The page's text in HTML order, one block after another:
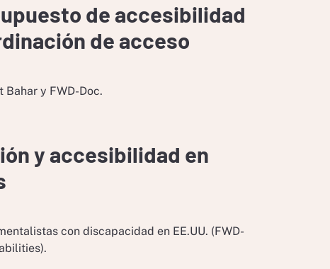
de accesibilidad
de acceso
y FWD-Doc.
y accesibilidad en
con discapacidad en EE.UU. (FWD-